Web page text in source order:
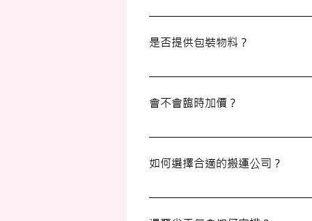
壹家壹搬運專家的服務覆蓋港九及新
是否提供包裝物料？
是的，我們會為客戶提供包裝物料。
會不會臨時加價？
我們的報價透明，會根據您提供的物
如何選擇合適的搬運公司？
選擇一間合適的搬運公司非常重要，